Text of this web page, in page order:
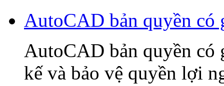
AutoCAD bản quyền có
AutoCAD bản quyền có
kế và bảo vệ quyền lợi